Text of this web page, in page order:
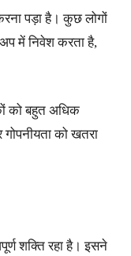
पड़ा है। कुछ लोगों
में निवेश करता है,
को बहुत अधिक
को खतरा
शक्ति रहा है। इसने